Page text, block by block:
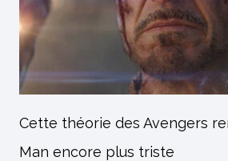
Cette théorie des Avengers
Man encore plus triste